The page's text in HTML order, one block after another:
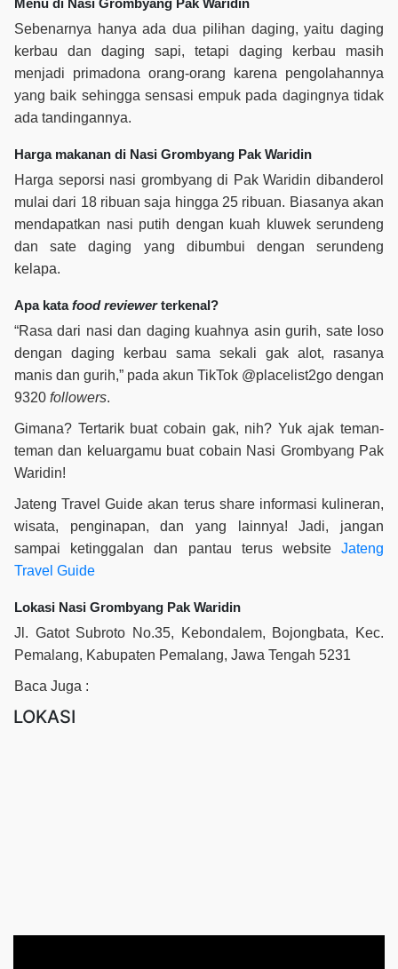
Menu di Nasi Grombyang Pak Waridin
Sebenarnya hanya ada dua pilihan daging, yaitu daging
kerbau dan daging sapi, tetapi daging kerbau masih
menjadi primadona orang-orang karena pengolahannya
yang baik sehingga sensasi empuk pada dagingnya tidak
ada tandingannya.
Harga makanan di Nasi Grombyang Pak Waridin
Harga seporsi nasi grombyang di Pak Waridin dibanderol
mulai dari 18 ribuan saja hingga 25 ribuan. Biasanya akan
mendapatkan nasi putih dengan kuah kluwek serundeng
dan sate daging yang dibumbui dengan serundeng
kelapa.
Apa katafood reviewerterkenal?
“Rasa dari nasi dan daging kuahnya asin gurih, sate loso
dengan daging kerbau sama sekali gak alot, rasanya
manis dan gurih,” pada akun TikTok @placelist2go dengan
9320 followers.
Gimana? Tertarik buat cobain gak, nih? Yuk ajak teman-
teman dan keluargamu buat cobain Nasi Grombyang Pak
Waridin!
Jateng Travel Guide akan terus share informasi kulineran,
wisata, penginapan, dan yang lainnya! Jadi, jangan
sampai ketinggalan dan pantau terus website Jateng
Travel Guide
Lokasi Nasi Grombyang Pak Waridin
Jl. Gatot Subroto No.35, Kebondalem, Bojongbata, Kec.
Pemalang, Kabupaten Pemalang, Jawa Tengah 5231
Baca Juga :
LOKASI